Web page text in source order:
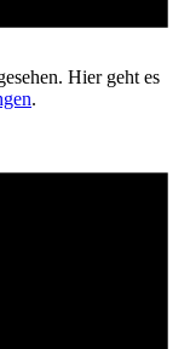
Hier geht es
.